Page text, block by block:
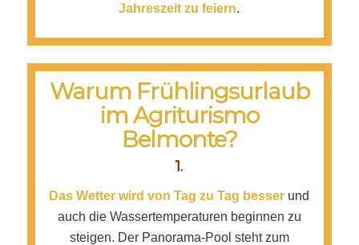
Jahreszeit zu feiern.
Warum Frühlingsurlaub
im Agriturismo
Belmonte?
1.
Das Wetter wird von Tag zu Tag besser und
auch die Wassertemperaturen beginnen zu
steigen. Der Panorama-Pool steht zum